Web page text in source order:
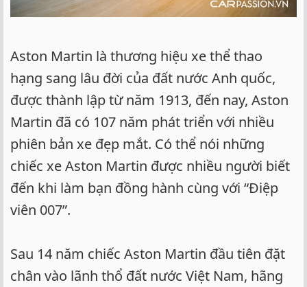
Aston Martin là thương hiệu xe thể thao
hạng sang lâu đời của đất nước Anh quốc,
được thành lập từ năm 1913, đến nay, Aston
Martin đã có 107 năm phát triển với nhiều
phiên bản xe đẹp mắt. Có thể nói những
chiếc xe Aston Martin được nhiều người biết
đến khi làm bạn đồng hành cùng với “Điệp
viên 007”.
Sau 14 năm chiếc Aston Martin đầu tiên đặt
chân vào lãnh thổ đất nước Việt Nam, hãng